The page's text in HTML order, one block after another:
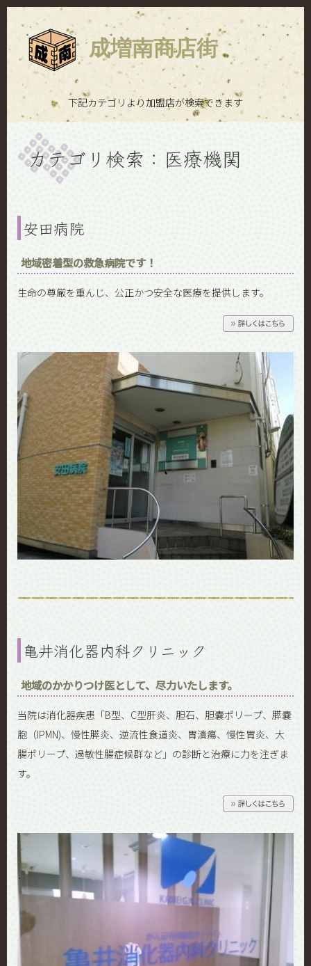
成増南商店街
下記カテゴリより加盟店が検索できます
カテゴリ検索：医療機関
安田病院
地域密着型の救急病院です！
生命の尊厳を重んじ、公正かつ安全な医療を提供します。
亀井消化器内科クリニック
地域のかかりつけ医として、尽力いたします。
当院は消化器疾患「B型、C型肝炎、胆石、胆嚢ポリープ、膵嚢
胞（IPMN)、慢性膵炎、逆流性食道炎、胃潰瘍、慢性胃炎、大
腸ポリープ、過敏性腸症候群など」の診断と治療に力を注ぎま
す。